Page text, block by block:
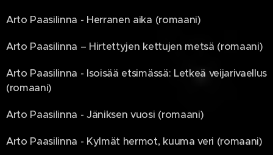
Arto Paasilinna - Herranen aika (romaani)
Arto Paasilinna – Hirtettyjen kettujen metsä (romaani)
Arto Paasilinna - Isoisää etsimässä: Letkeä veijarivaellus
(romaani)
Arto Paasilinna - Jäniksen vuosi (romaani)
Arto Paasilinna - Kylmät hermot, kuuma veri (romaani)